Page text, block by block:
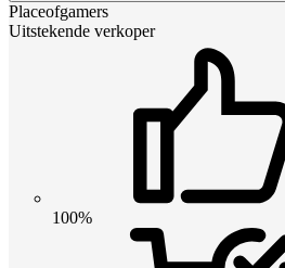
Placeofgamers
Uitstekende verkoper
100%